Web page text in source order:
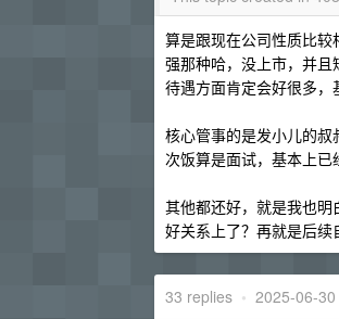
算是跟现在公司性质比
强那种哈，没上市，并且
待遇方面肯定会好很多，
核心管事的是发小儿的
次饭算是面试，基本上已
其他都还好，就是我也
好关系上了？再就是后续
33 replies • 2025-06-